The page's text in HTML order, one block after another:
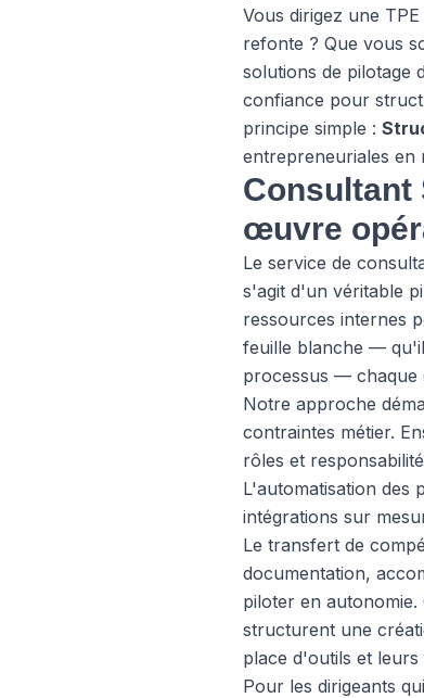
Vous dirigez une
refonte ? Que vous
solutions de pilotage
confiance pour
principe simple :
entrepreneuriales en
Consultant
œuvre
Le service de
s'agit d'un véritable
ressources internes
feuille blanche —
processus — chaque
Notre approche
contraintes métier.
rôles et
L'automatisation des
intégrations sur
Le transfert de
documentation,
piloter en
structurent une
place d'outils et
Pour les dirigeants